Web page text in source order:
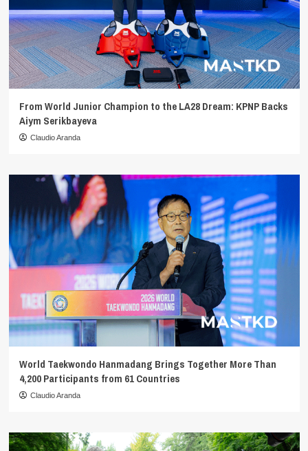
From World Junior Champion to the LA28 Dream: KPNP Backs
Aiym Serikbayeva
Claudio Aranda
World Taekwondo Hanmadang Brings Together More Than
4,200 Participants from 61 Countries
Claudio Aranda